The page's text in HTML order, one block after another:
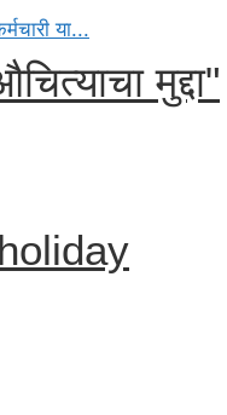
मुद्दा"
holiday